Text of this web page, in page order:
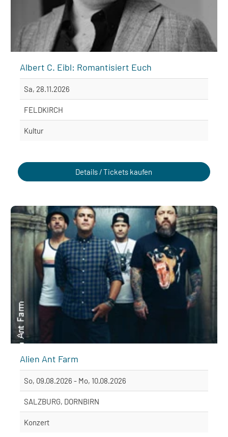
Albert C. Eibl: Romantisiert Euch
Sa, 28.11.2026
FELDKIRCH
Kultur
Details / Tickets kaufen
Alien Ant Farm
So, 09.08.2026 - Mo, 10.08.2026
SALZBURG, DORNBIRN
Konzert